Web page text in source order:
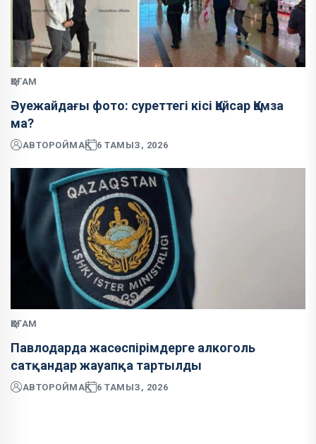
ҚОҒАМ
Әуежайдағы фото: суреттегі кісі Қайсар Қамза
ма?
АВТОРОЙМАҚ 6 ТАМЫЗ, 2026
ҚОҒАМ
Павлодарда жасөспірімдерге алкоголь
сатқандар жауапқа тартылды
АВТОРОЙМАҚ 6 ТАМЫЗ, 2026